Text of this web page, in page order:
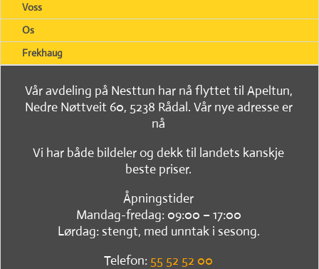
Voss
Os
Frekhaug
Vår avdeling på Nesttun har nå flyttet til Apeltun,
Nedre Nøttveit 60, 5238 Rådal. Vår nye adresse er
nå
Vi har både bildeler og dekk til landets kanskje
beste priser.
Åpningstider
Mandag-fredag: 09:00 – 17:00
Lørdag: stengt, med unntak i sesong.
Telefon: 55 52 52 00